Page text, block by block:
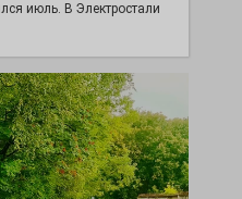
июль. В Электростали